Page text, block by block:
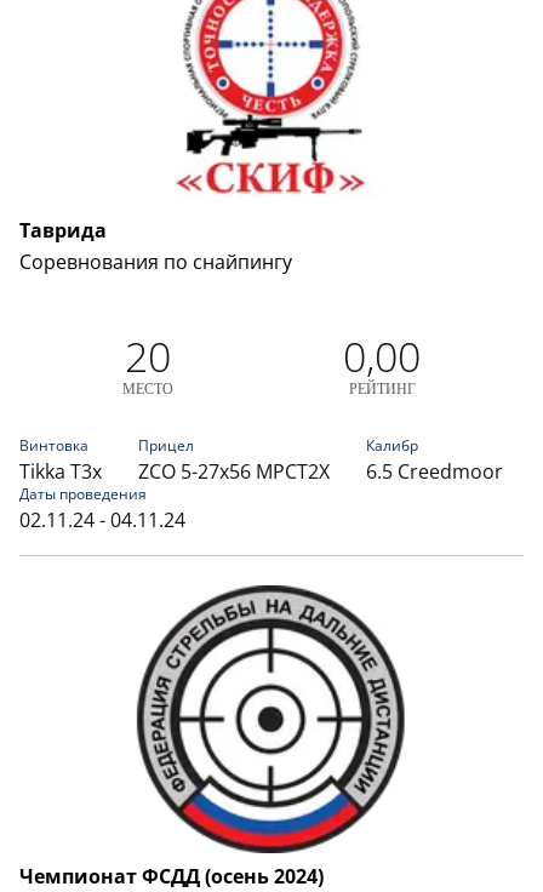
Таврида
Соревнования по снайпингу
20
МЕСТО
0,00
РЕЙТИНГ
Винтовка
Tikka T3x
Прицел
ZCO 5-27х56 MPCT2X
Калибр
6.5 Creedmoor
Даты проведения
02.11.24 - 04.11.24
Чемпионат ФСДД (осень 2024)